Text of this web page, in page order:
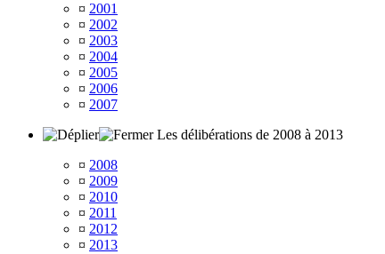
¤ 2001
¤ 2002
¤ 2003
¤ 2004
¤ 2005
¤ 2006
¤ 2007
Les délibérations de 2008 à 2013
¤ 2008
¤ 2009
¤ 2010
¤ 2011
¤ 2012
¤ 2013